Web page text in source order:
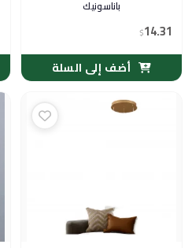
باناسونيك
$14.31
أضف إلى السلة